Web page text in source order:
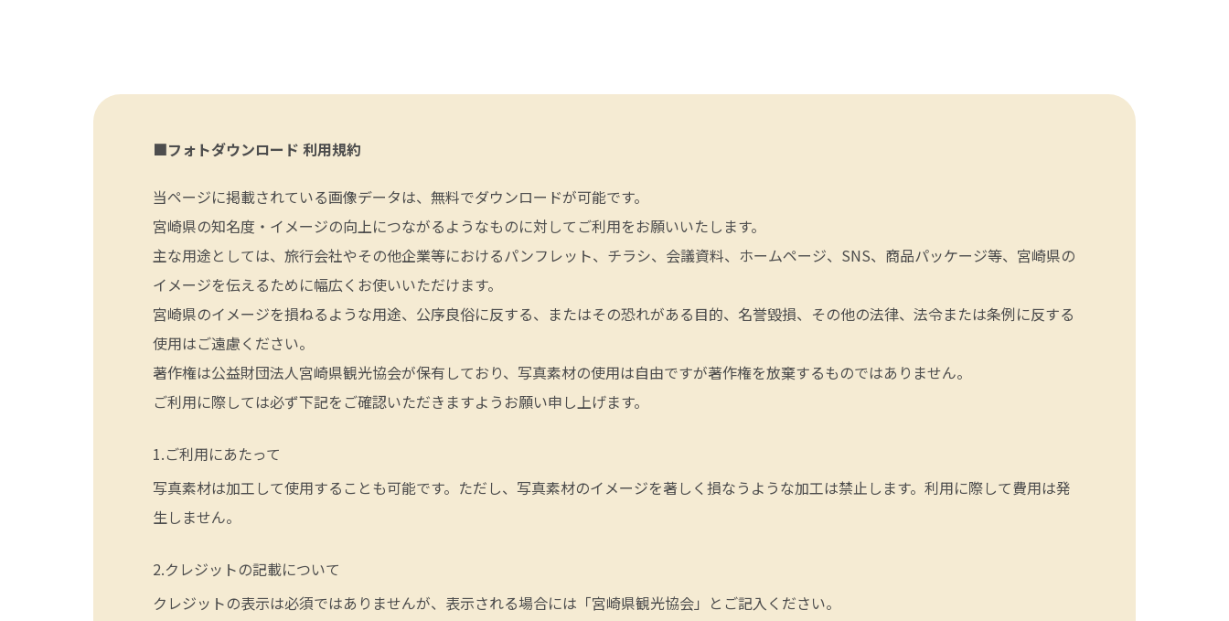
■フォトダウンロード 利用規約
当ページに掲載されている画像データは、無料でダウンロードが可能です。
宮崎県の知名度・イメージの向上につながるようなものに対してご利用をお願いいたします。
主な用途としては、旅行会社やその他企業等におけるパンフレット、チラシ、会議資料、ホームページ、SNS、商品パッケージ等、宮崎県の
イメージを伝えるために幅広くお使いいただけます。
宮崎県のイメージを損ねるような用途、公序良俗に反する、またはその恐れがある目的、名誉毀損、その他の法律、法令または条例に反する
使用はご遠慮ください。
著作権は公益財団法人宮崎県観光協会が保有しており、写真素材の使用は自由ですが著作権を放棄するものではありません。
ご利用に際しては必ず下記をご確認いただきますようお願い申し上げます。
ご利用にあたって
写真素材は加工して使用することも可能です。ただし、写真素材のイメージを著しく損なうような加工は禁止します。利用に際して費用は発
生しません。
クレジットの記載について
クレジットの表示は必須ではありませんが、表示される場合には「宮崎県観光協会」とご記入ください。